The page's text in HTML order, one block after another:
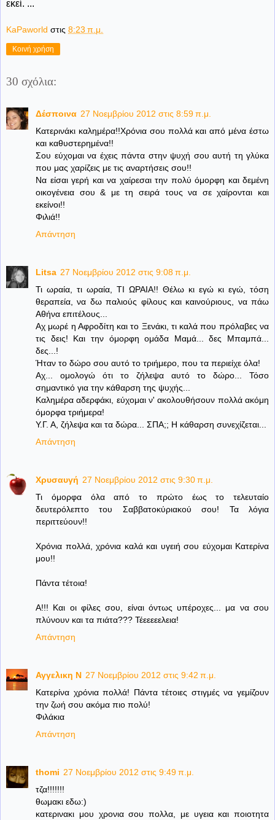
εκεί. ...
KaPaworld στις 8:23 π.μ.
Κοινή χρήση
30 σχόλια:
Δέσποινα 27 Νοεμβρίου 2012 στις 8:59 π.μ.
Κατερινάκι καλημέρα!!Χρόνια σου πολλά και από μένα έστω
και καθυστερημένα!!
Σου εύχομαι να έχεις πάντα στην ψυχή σου αυτή τη γλύκα
που μας χαρίζεις με τις αναρτήσεις σου!!
Να είσαι γερή και να χαίρεσαι την πολύ όμορφη και δεμένη
οικογένεια σου & με τη σειρά τους να σε χαίρονται και
εκείνοι!!
Φιλιά!!
Απάντηση
Litsa 27 Νοεμβρίου 2012 στις 9:08 π.μ.
Τι ωραία, τι ωραία, ΤΙ ΩΡΑΙΑ!! Θέλω κι εγώ κι εγώ, τόση
θεραπεία, να δω παλιούς φίλους και καινούριους, να πάω
Αθήνα επιτέλους...
Αχ μωρέ η Αφροδίτη και το Ξενάκι, τι καλά που πρόλαβες να
τις δεις! Και την όμορφη ομάδα Μαμά... δες Μπαμπά...
δες...!
Ήταν το δώρο σου αυτό το τριήμερο, που τα περιείχε όλα!
Αχ... ομολογώ ότι το ζήλεψα αυτό το δώρο... Τόσο
σημαντικό για την κάθαρση της ψυχής...
Καλημέρα αδερφάκι, εύχομαι ν' ακολουθήσουν πολλά ακόμη
όμορφα τριήμερα!
Υ.Γ. Α, ζήλεψα και τα δώρα... ΣΠΑ;; Η κάθαρση συνεχίζεται...
Απάντηση
Χρυσαυγή 27 Νοεμβρίου 2012 στις 9:30 π.μ.
Τι όμορφα όλα από το πρώτο έως το τελευταίο
δευτερόλεπτο του Σαββατοκύριακού σου! Τα λόγια
περιττεύουν!!
Χρόνια πολλά, χρόνια καλά και υγειή σου εύχομαι Κατερίνα
μου!!
Πάντα τέτοια!
Α!!! Και οι φίλες σου, είναι όντως υπέροχες... μα να σου
πλύνουν και τα πιάτα??? Τέεεεεελεια!
Απάντηση
Αγγελικη Ν 27 Νοεμβρίου 2012 στις 9:42 π.μ.
Κατερίνα χρόνια πολλά! Πάντα τέτοιες στιγμές να γεμίζουν
την ζωή σου ακόμα πιο πολύ!
Φιλάκια
Απάντηση
thomi 27 Νοεμβρίου 2012 στις 9:49 π.μ.
τζα!!!!!!!
θωμακι εδω:)
κατερινακι μου χρονια σου πολλα, με υγεια και ποιοτητα